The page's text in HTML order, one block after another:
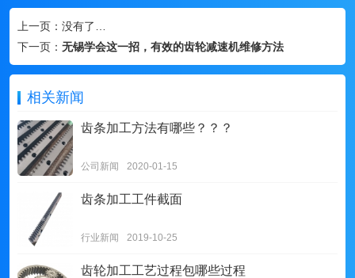
上一页： 没有了…
下一页： 无锡学会这一招，有效的齿轮减速机维修方法
相关新闻
齿条加工方法有哪些？？？
公司新闻 2020-01-15
齿条加工工件截面
行业新闻 2019-10-25
齿轮加工工艺过程包哪些过程